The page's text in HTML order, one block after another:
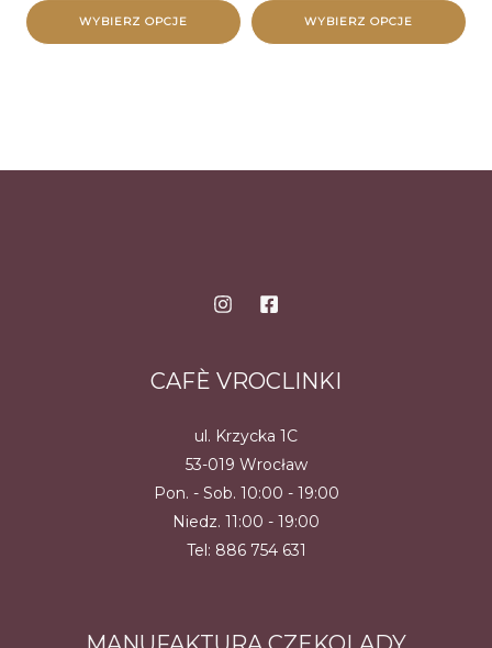
WYBIERZ OPCJE WYBIERZ OPCJE
CAFÈ VROCLINKI
ul. Krzycka 1C
53-019 Wrocław
Pon. - Sob. 10:00 - 19:00
Niedz. 11:00 - 19:00
Tel: 886 754 631